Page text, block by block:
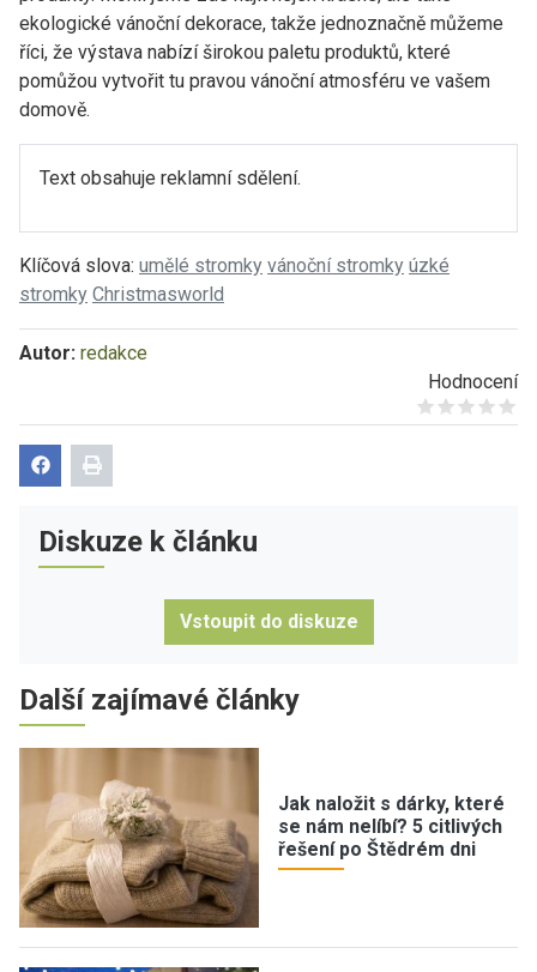
ekologické vánoční dekorace, takže jednoznačně můžeme
říci, že výstava nabízí širokou paletu produktů, které
pomůžou vytvořit tu pravou vánoční atmosféru ve vašem
domově.
Text obsahuje reklamní sdělení.
Klíčová slova: umělé stromky vánoční stromky úzké
stromky Christmasworld
Autor: redakce
Hodnocení
Give it 1/5
Give it 2/5
Give it 3/5
Give it 4/5
Give it 5/5
Diskuze k článku
Vstoupit do diskuze
Další zajímavé články
Jak naložit s dárky, které
se nám nelíbí? 5 citlivých
řešení po Štědrém dni